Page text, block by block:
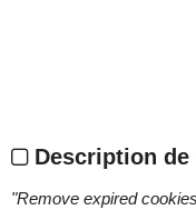
Description de
"Remove expired